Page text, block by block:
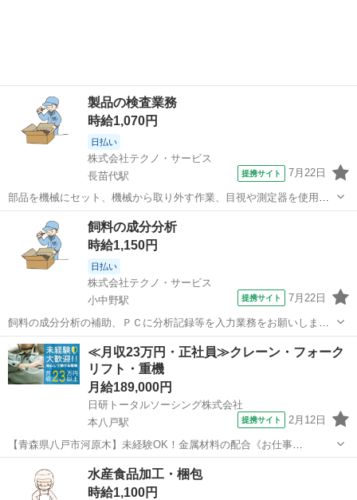
製品の検査業務
時給1,070円
日払い
株式会社テクノ・サービス
長苗代駅
提携サイト 7月22日
部品を機械にセット、機械から取り外す作業、目視や測定器を使用し
た製品の検査、部品の洗浄作業等をお願いします。(派遣) 生活リズム
を崩さず働きやすい、日勤固定のお仕事！残業は月２０時間程度。任
意なので、ライフスタイルに合わせて...
八戸市 長苗代駅 工場
飼料の成分分析
時給1,150円
日払い
株式会社テクノ・サービス
小中野駅
提携サイト 7月22日
飼料の成分分析の補助、ＰＣに分析記録等を入力業務をお願いしま
す。(派遣) 未経験者大歓迎。長期のお仕事◎就業後も丁寧にフォロー
し続けます！基本日休み。日勤のみで無理なくお仕事。残業多めで稼
げます。 派遣先に直接雇用してもらえ...
青森 八戸市 小中野駅 工場
≪月収23万円・正社員≫クレーン・フォーク
リフト・重機
月給189,000円
日研トータルソーシング株式会社
本八戸駅
提携サイト 2月12日
【青森県八戸市河原木】未経験OK！金属材料の配合《お仕事
No.NS0222》 お仕事について フォークリフトを使用して入荷された材
料の受入や粉末材料の配合を行います。 ※業務の変更、就業場所の変
更の範囲、契約更新の基準に...
本八戸駅 その他
水産食品加工・梱包
時給1,100円